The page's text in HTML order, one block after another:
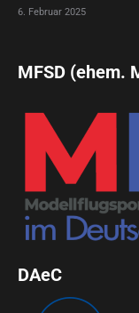
6. Februar 2025
MFSD (ehem.
DAeC